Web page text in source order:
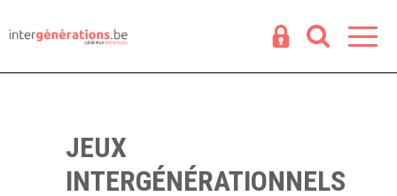
JEUX
INTERGÉNÉRATIONNELS